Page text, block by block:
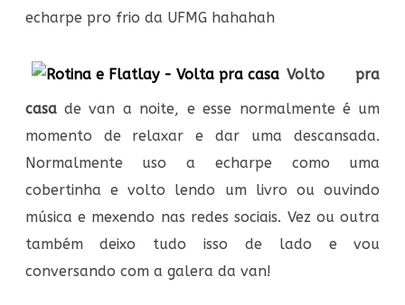
echarpe pro frio da UFMG hahahah
Volto pra
casade van a noite, e esse normalmente é um
momento de relaxar e dar uma descansada.
Normalmente uso a echarpe como uma
cobertinha e volto lendo um livro ou ouvindo
música e mexendo nas redes sociais. Vez ou outra
também deixo tudo isso de lado e vou
conversando com a galera da van!